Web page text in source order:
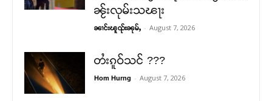
ၼႂ်းလုမ်းသၽႃး
ၼၢင်းၽူၺ်းၼုမ်ႇ - August 7, 2026
တႆးၵူဝ်သင် ???
Hom Hurng - August 7, 2026